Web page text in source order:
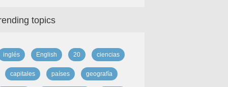
topics
inglés English 20 ciencias
capitales países geografía